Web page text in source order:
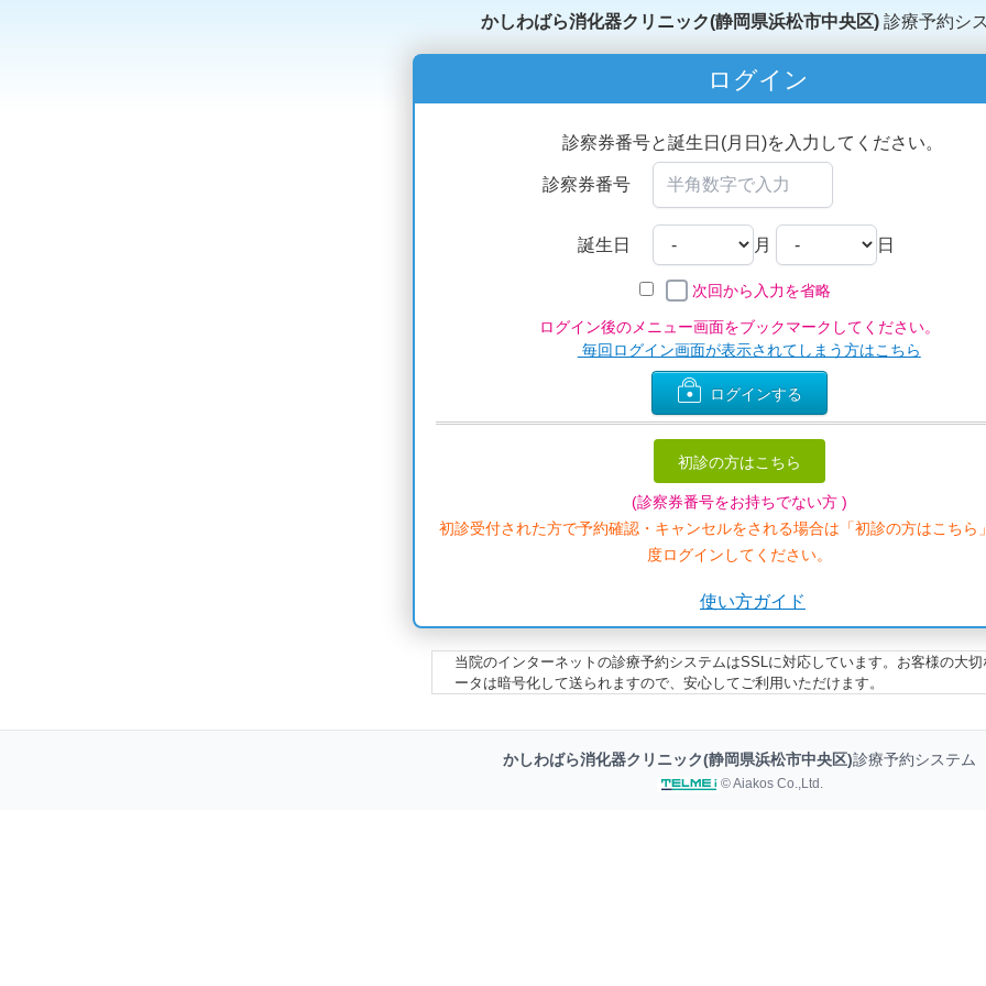
かしわばら消化器クリニック(静岡県浜松市中央区) 診療予約シ
ログイン
診察券番号と誕生日(月日)を入力してください。
診察券番号
誕生日 月 日
次回から入力を省略
ログイン後のメニュー画面をブックマークしてください。
毎回ログイン画面が表示されてしまう方はこちら
ログインする
初診の方はこちら
(診察券番号をお持ちでない方 )
初診受付された方で予約確認・キャンセルをされる場合は「初診の方はこちら
度ログインしてください。
使い方ガイド
当院のインターネットの診療予約システムはSSLに対応しています。お客様の大切
ータは暗号化して送られますので、安心してご利用いただけます。
かしわばら消化器クリニック(静岡県浜松市中央区)診療予約システム
© Aiakos Co.,Ltd.